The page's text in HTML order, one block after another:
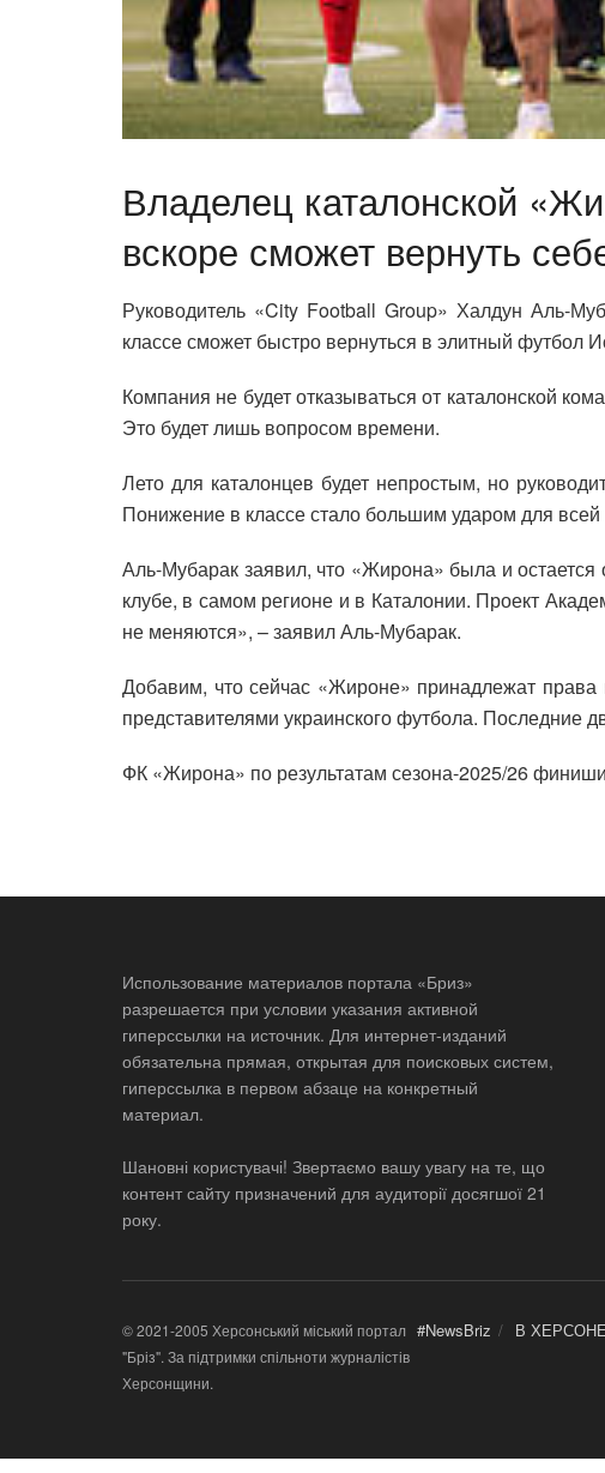
Владелец каталонской
вскоре сможет вернуть
Руководитель «City Football Group» Халдун Аль-
классе сможет быстро вернуться в элитный футбол
Компания не будет отказываться от каталонской
Это будет лишь вопросом времени.
Лето для каталонцев будет непростым, но
Понижение в классе стало большим ударом для
Аль-Мубарак заявил, что «Жирона» была и
клубе, в самом регионе и в Каталонии. Проект
не меняются», – заявил Аль-Мубарак.
Добавим, что сейчас «Жироне» принадлежат
представителями украинского футбола. Последние
ФК «Жирона» по результатам сезона-2025/26
Использование материалов портала «Бриз»
разрешается при условии указания активной
гиперссылки на источник. Для интернет-изданий
обязательна прямая, открытая для поисковых систем,
гиперссылка в первом абзаце на конкретный
материал.
Шановні користувачі! Звертаємо вашу увагу на те, що
контент сайту призначений для аудиторії досягшої 21
року.
#NewsBriz В ХЕРСОНЕ
© 2021-2005 Херсонський міський портал
"Бріз". За підтримки спільноти журналістів
Херсонщини.